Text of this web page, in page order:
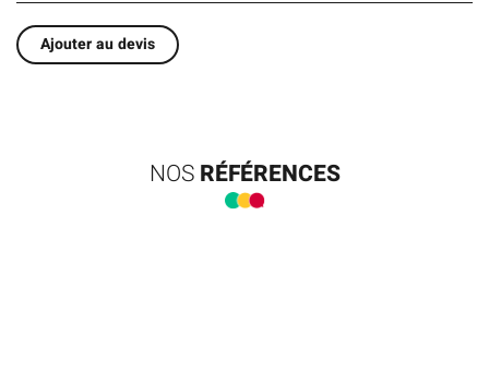
Ajouter au devis
NOSRÉFÉRENCES